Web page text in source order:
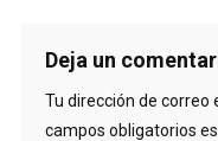
Deja un
Tu dirección de correo
campos obligatorios